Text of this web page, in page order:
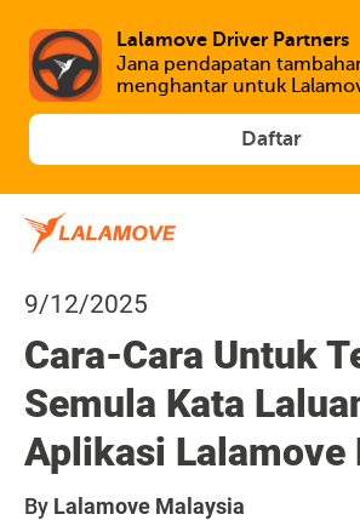
Lalamove Driver Partners
Jana pendapatan
menghantar untuk
Daftar
9/12/2025
Cara-Cara Untuk
Semula Kata
Aplikasi Lalamove
By Lalamove Malaysia